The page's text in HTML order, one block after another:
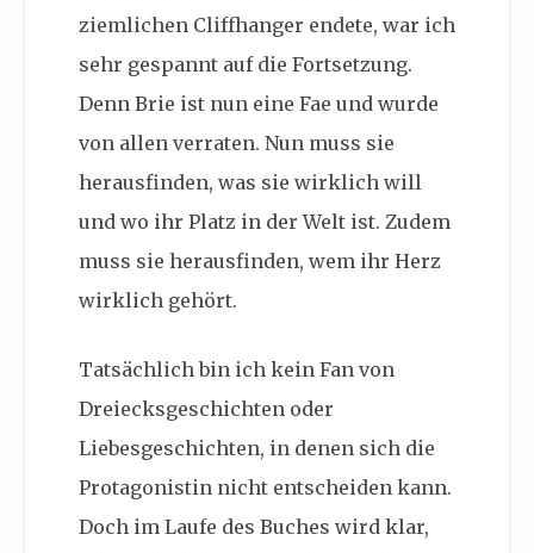
ziemlichen Cliffhanger endete, war ich
sehr gespannt auf die Fortsetzung.
Denn Brie ist nun eine Fae und wurde
von allen verraten. Nun muss sie
herausfinden, was sie wirklich will
und wo ihr Platz in der Welt ist. Zudem
muss sie herausfinden, wem ihr Herz
wirklich gehört.
Tatsächlich bin ich kein Fan von
Dreiecksgeschichten oder
Liebesgeschichten, in denen sich die
Protagonistin nicht entscheiden kann.
Doch im Laufe des Buches wird klar,